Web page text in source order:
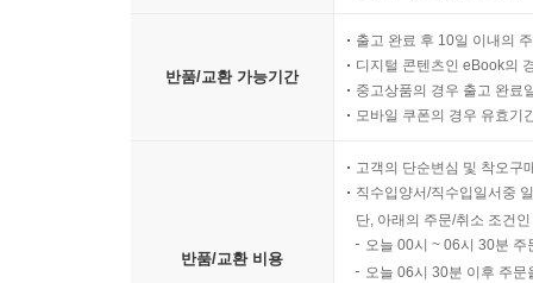
반품/교환 가능기간
출고 완료 후 10일 이내의
디지털 콘텐츠인 eBook의
중고상품의 경우 출고 완료
모바일 쿠폰의 경우 유효기
반품/교환 비용
고객의 단순변심 및 착오구
직수입양서/직수입일서중
단, 아래의 주문/취소 조건
오늘 00시 ~ 06시 30분
오늘 06시 30분 이후 주